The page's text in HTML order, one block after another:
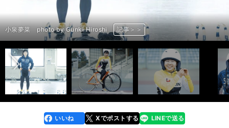
小泉夢菜 photo by Gunki Hiroshi 記事＞＞
小泉夢菜 photo by Gunki Hiroshi 記事＞＞
小泉夢菜 記事＞＞
小泉夢菜 記事＞＞
小泉夢菜 photo by Gunki Hiroshi 記事＞＞
小泉夢菜 記事＞＞
小泉夢菜 photo by Gunki Hiroshi 記事＞＞
小泉夢菜 photo by Gunki Hiroshi 記事＞＞
小泉夢菜 photo by Gunki Hiroshi 記事＞＞
小泉夢菜 photo by Gunki Hiroshi 記事＞＞
小泉夢菜 photo by Gunki Hiroshi 記事＞＞
小泉夢菜 photo by Gunki Hiroshi 記事＞＞
小泉夢菜 photo by Gunki Hiroshi 記事＞＞
小泉夢菜 photo by Gunki Hiroshi 記事＞＞
小泉夢菜 photo by Gunki Hiroshi 記事＞＞
小泉夢菜 photo by Gunki Hiroshi 記事＞＞
小泉夢菜 photo by Gunki Hiroshi 記事＞＞
小泉夢菜 記事＞＞
前へ
faceboo
k
いいね Xでポストする
line LINEで送る